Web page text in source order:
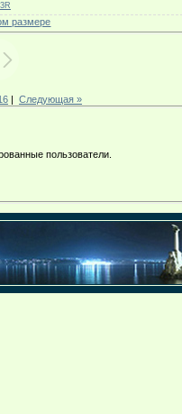
размере
| Следующая »
пользователи.